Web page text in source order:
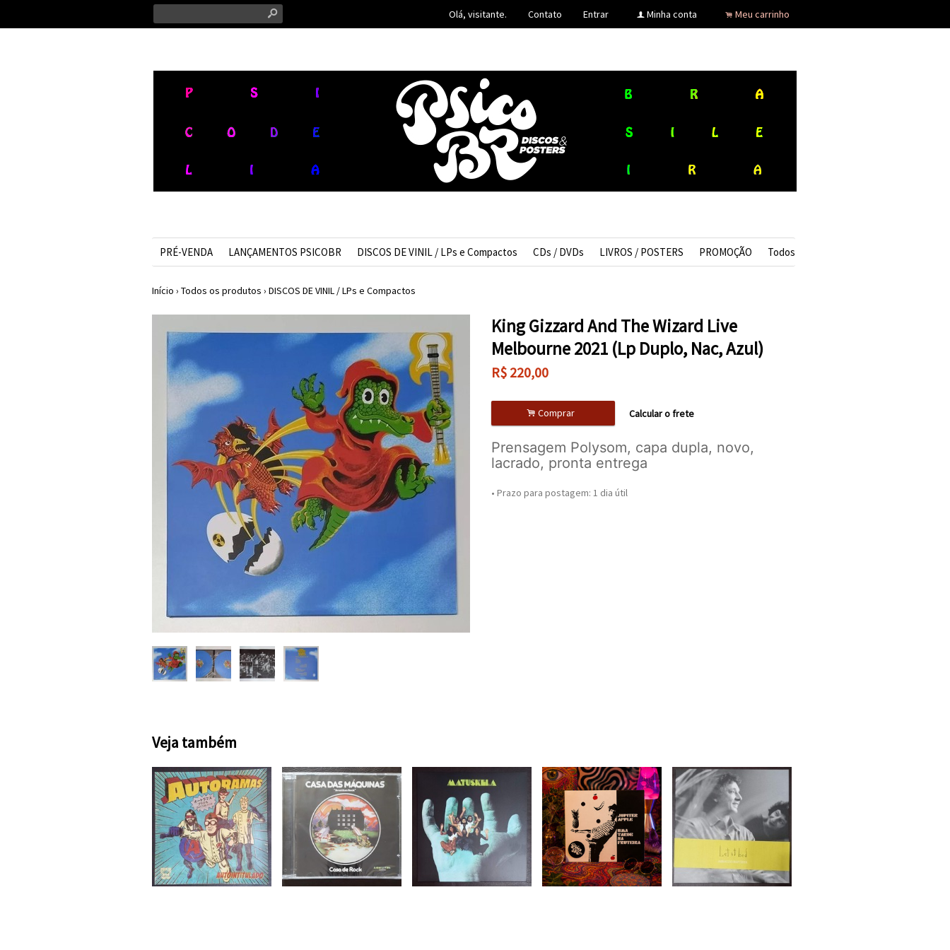
s Olá, visitante. Contato Entrar f Minha conta . Meu carrinho
PRÉ-VENDA LANÇAMENTOS PSICOBR DISCOS DE VINIL / LPs e Compactos CDs / DVDs LIVROS / POSTERS PROMOÇÃO Todos
Início › Todos os produtos › DISCOS DE VINIL / LPs e Compactos
King Gizzard And The Wizard Live
Melbourne 2021 (Lp Duplo, Nac, Azul)
R$ 220,00
. Comprar Calcular o frete
Prensagem Polysom, capa dupla, novo,
lacrado, pronta entrega
• Prazo para postagem: 1 dia útil
Veja também